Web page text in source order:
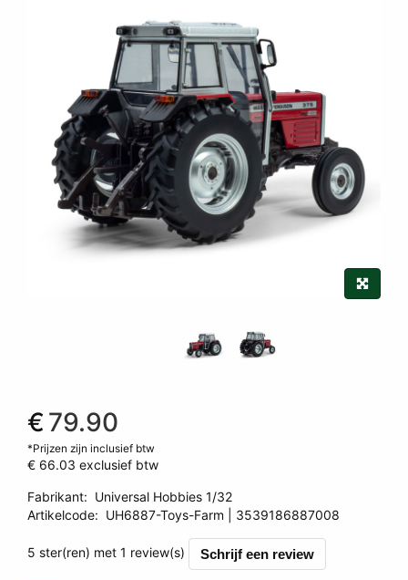
€ 79.90
*Prijzen zijn inclusief btw
€ 66.03 exclusief btw
Fabrikant: Universal Hobbies 1/32
Artikelcode: UH6887-Toys-Farm
3539186887008
5 ster(ren) met 1 review(s)
Schrijf een review